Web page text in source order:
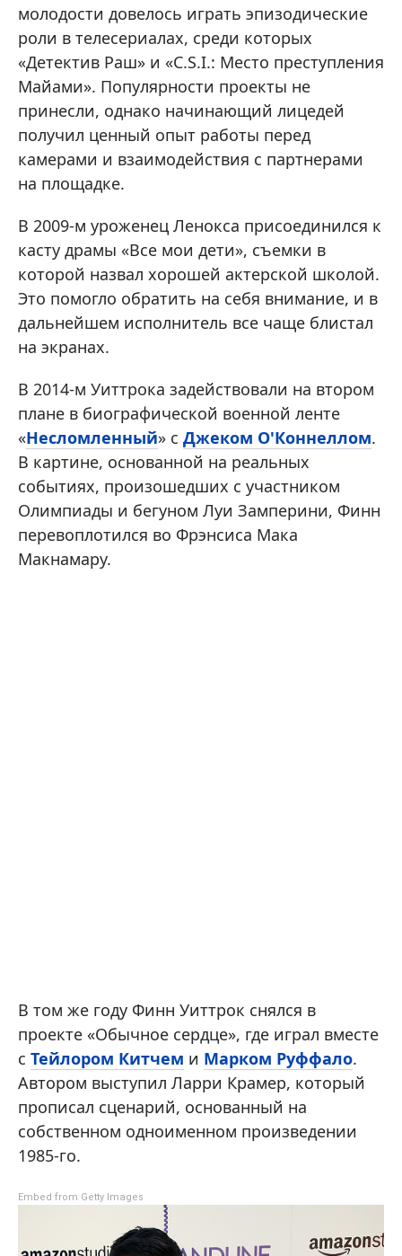
молодости довелось играть эпизодические
роли в телесериалах, среди которых
«Детектив Раш» и «C.S.I.: Место преступления
Майами». Популярности проекты не
принесли, однако начинающий лицедей
получил ценный опыт работы перед
камерами и взаимодействия с партнерами
на площадке.
В 2009-м уроженец Ленокса присоединился к
касту драмы «Все мои дети», съемки в
которой назвал хорошей актерской школой.
Это помогло обратить на себя внимание, и в
дальнейшем исполнитель все чаще блистал
на экранах.
В 2014-м Уиттрока задействовали на втором
плане в биографической военной ленте
«Несломленный» с Джеком О'Коннеллом.
В картине, основанной на реальных
событиях, произошедших с участником
Олимпиады и бегуном Луи Замперини, Финн
перевоплотился во Фрэнсиса Мака
Макнамару.
В том же году Финн Уиттрок снялся в
проекте «Обычное сердце», где играл вместе
с Тейлором Китчем и Марком Руффало.
Автором выступил Ларри Крамер, который
прописал сценарий, основанный на
собственном одноименном произведении
1985-го.
Embed from Getty Images